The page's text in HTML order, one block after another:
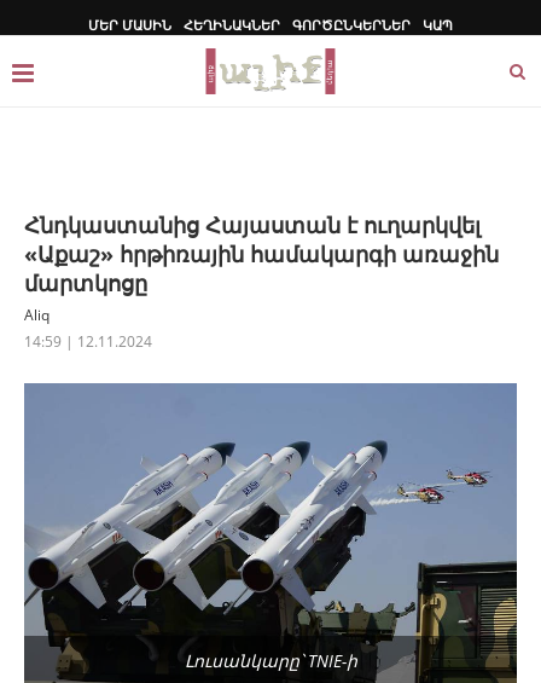
ՄԵՐ ՄԱՍԻՆ ՀԵՂԻՆԱԿՆԵՐ ԳՈՐԾԸՆԿԵՐՆԵՐ ԿԱՊ
Հնդկաստանից Հայաստան է ուղարկվել
«Աքաշ» հրթիռային համակարգի առաջին
մարտկոցը
Aliq
14:59 | 12.11.2024
Լուսանկարը՝ TNIE-ի